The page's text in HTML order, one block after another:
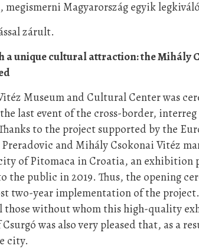
Magyarország egyik
zárult.
a unique cultural attraction: the Mihály
Museum and Cultural Center was
the last event of the cross-border,
to the project supported by the
and Mihály Csokonai Vitéz
of Pitomaca in Croatia, an exhibition
the public in 2019. Thus, the opening
two-year implementation of the
those without whom this high-quality
Csurgó was also very pleased that, as a
city.